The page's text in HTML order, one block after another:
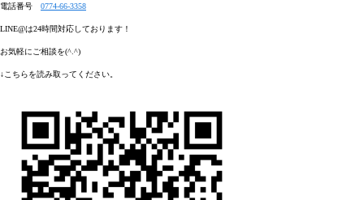
電話番号 0774-66-3358
LINE@は24時間対応しております！
お気軽にご相談を(^.^)
↓ こちらを読み取ってください。